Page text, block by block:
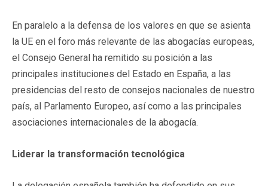
En paralelo a la defensa de los valores en que se asienta
la UE en el foro más relevante de las abogacías europeas,
el Consejo General ha remitido su posición a las
principales instituciones del Estado en España, a las
presidencias del resto de consejos nacionales de nuestro
país, al Parlamento Europeo, así como a las principales
asociaciones internacionales de la abogacía.
Liderar la transformación tecnológica